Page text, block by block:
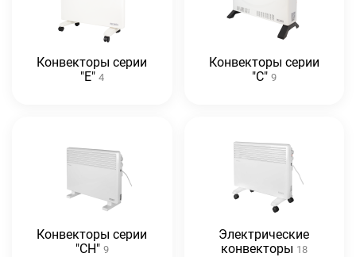
Конвекторы серии
"Е" 4
Конвекторы серии
"С" 9
Конвекторы серии
"СН" 9
Электрические
конвекторы 18